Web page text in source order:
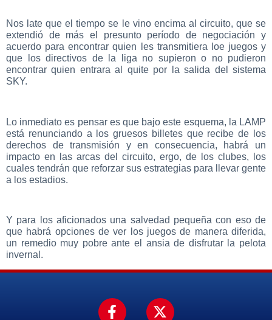
Nos late que el tiempo se le vino encima al circuito, que se
extendió de más el presunto período de negociación y
acuerdo para encontrar quien les transmitiera loe juegos y
que los directivos de la liga no supieron o no pudieron
encontrar quien entrara al quite por la salida del sistema
SKY.
Lo inmediato es pensar es que bajo este esquema, la LAMP
está renunciando a los gruesos billetes que recibe de los
derechos de transmisión y en consecuencia, habrá un
impacto en las arcas del circuito, ergo, de los clubes, los
cuales tendrán que reforzar sus estrategias para llevar gente
a los estadios.
Y para los aficionados una salvedad pequeña con eso de
que habrá opciones de ver los juegos de manera diferida,
un remedio muy pobre ante el ansia de disfrutar la pelota
invernal.